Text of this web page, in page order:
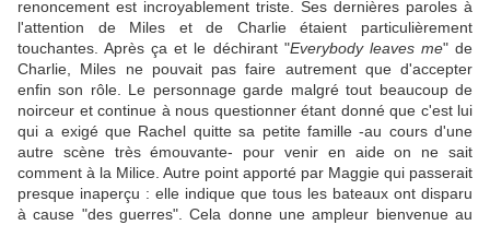
renoncement est incroyablement triste. Ses dernières paroles à
l'attention de Miles et de Charlie étaient particulièrement
touchantes. Après ça et le déchirant "Everybody leaves me" de
Charlie, Miles ne pouvait pas faire autrement que d'accepter
enfin son rôle. Le personnage garde malgré tout beaucoup de
noirceur et continue à nous questionner étant donné que c'est lui
qui a exigé que Rachel quitte sa petite famille -au cours d'une
autre scène très émouvante- pour venir en aide on ne sait
comment à la Milice. Autre point apporté par Maggie qui passerait
presque inaperçu : elle indique que tous les bateaux ont disparu
à cause "des guerres". Cela donne une ampleur bienvenue au